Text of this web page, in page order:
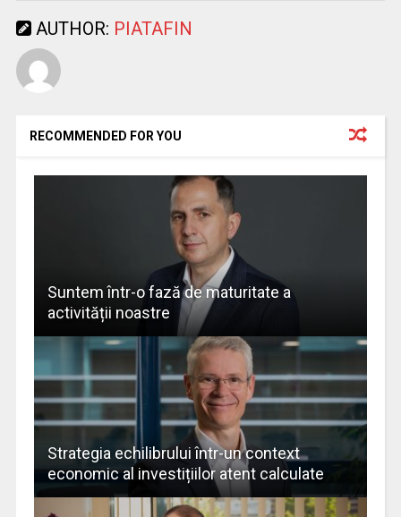
AUTHOR: PIATAFIN
RECOMMENDED FOR YOU
Suntem într-o fază de maturitate a
activității noastre
Strategia echilibrului într-un context
economic al investițiilor atent calculate